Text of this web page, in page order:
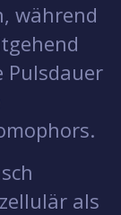
während
Pulsdauer
als